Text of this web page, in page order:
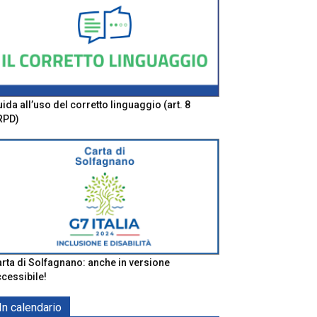
all’uso del corretto linguaggio (art. 8
di Solfagnano: anche in versione
In calendario